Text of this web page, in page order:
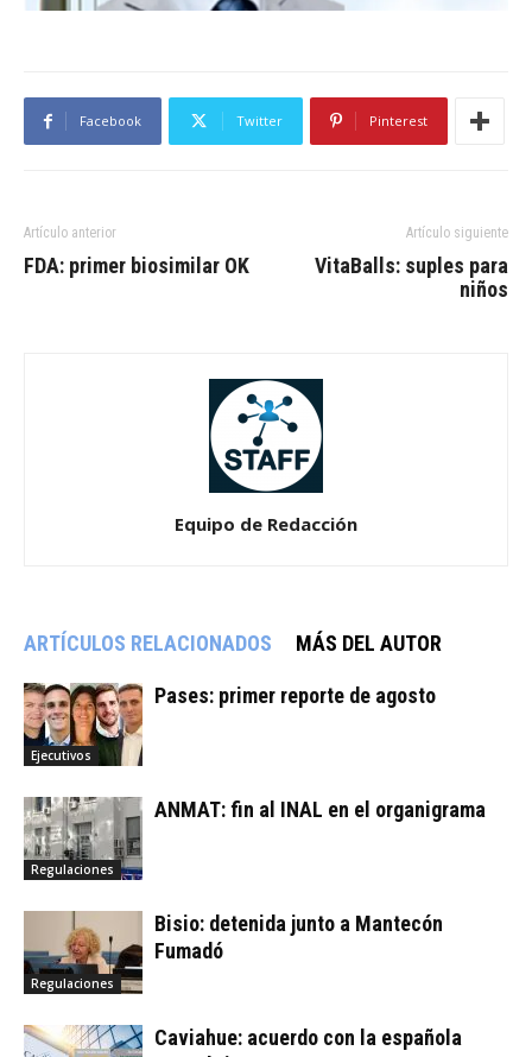
Facebook Twitter Pinterest
Artículo anterior
FDA: primer biosimilar OK
Artículo siguiente
VitaBalls: suples para
niños
Equipo de Redacción
ARTÍCULOS RELACIONADOS MÁS DEL AUTOR
Ejecutivos
Pases: primer reporte de agosto
Regulaciones
ANMAT: fin al INAL en el organigrama
Regulaciones
Bisio: detenida junto a Mantecón
Fumadó
Caviahue: acuerdo con la española